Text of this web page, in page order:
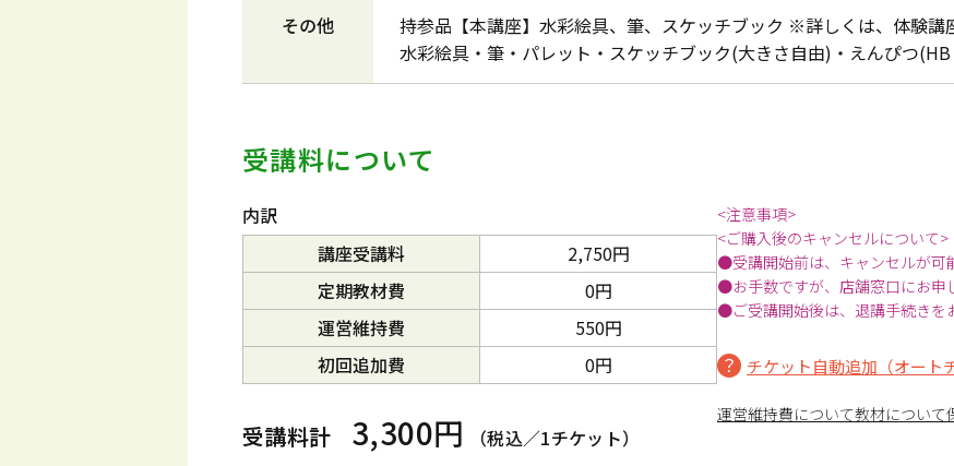
その他
持参品【本講座】水彩絵具、筆、スケッチブック ※詳しくは、体験講
水彩絵具・筆・パレット・スケッチブック(大きさ自由)・えんぴつ(HB
受講料について
内訳
講座受講料
2,750円
定期教材費
0円
運営維持費
550円
初回追加費
0円
受講料計 3,300円
（税込／1チケット）
<注意事項>
<ご購入後のキャンセルについて>
●受講開始前は、キャンセルが可
●お手数ですが、店舗窓口にお申
●ご受講開始後は、退講手続きを
チケット自動追加（オート
運営維持費について教材について